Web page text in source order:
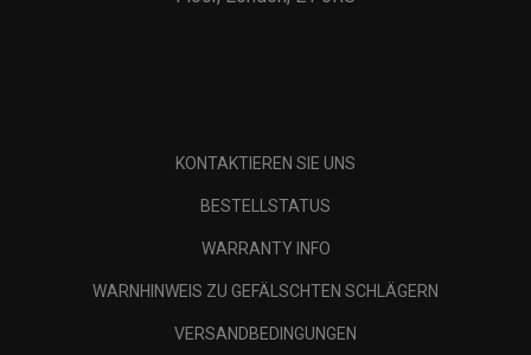
KONTAKTIEREN SIE UNS
BESTELLSTATUS
WARRANTY INFO
WARNHINWEIS ZU GEFÄLSCHTEN SCHLÄGERN
VERSANDBEDINGUNGEN